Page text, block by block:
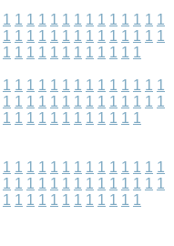
1 1 1 1 1 1 1 1 1 1 1 1 1 1
1 1 1 1 1 1 1 1 1 1 1 1 1 1
1 1 1 1 1 1 1 1 1 1 1 1
1 1 1 1 1 1 1 1 1 1 1 1 1 1
1 1 1 1 1 1 1 1 1 1 1 1 1 1
1 1 1 1 1 1 1 1 1 1 1 1
1 1 1 1 1 1 1 1 1 1 1 1 1 1
1 1 1 1 1 1 1 1 1 1 1 1 1 1
1 1 1 1 1 1 1 1 1 1 1 1